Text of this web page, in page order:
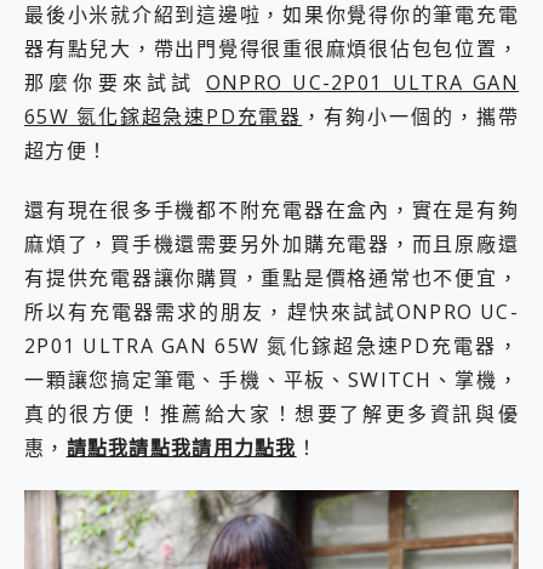
最後小米就介紹到這邊啦，如果你覺得你的筆電充電
器有點兒大，帶出門覺得很重很麻煩很佔包包位置，
那麼你要來試試 ONPRO UC-2P01 ULTRA GAN
65W 氮化鎵超急速PD充電器 ，有夠小一個的，攜帶
超方便！
還有現在很多手機都不附充電器在盒內，實在是有夠
麻煩了，買手機還需要另外加購充電器，而且原廠還
有提供充電器讓你購買，重點是價格通常也不便宜，
所以有充電器需求的朋友，趕快來試試ONPRO UC-
2P01 ULTRA GAN 65W 氮化鎵超急速PD充電器，
一顆讓您搞定筆電、手機、平板、SWITCH、掌機，
真的很方便！推薦給大家！想要了解更多資訊與優
惠， 請點我請點我請用力點我 ！